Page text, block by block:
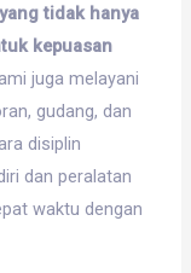
tidak hanya
kepuasan
juga melayani
gudang, dan
disiplin
dan peralatan
waktu dengan